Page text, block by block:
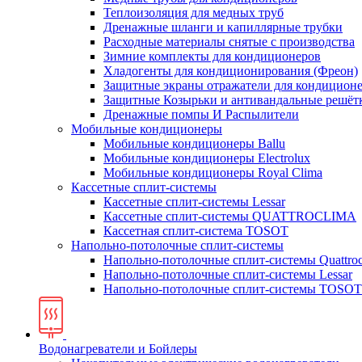
Теплоизоляция для медных труб
Дренажные шланги и капиллярные трубки
Расходные материалы снятые с производства
Зимние комплекты для кондиционеров
Хладогенты для кондиционирования (Фреон)
Защитные экраны отражатели для
Защитные Козырьки и антивандальные
Дренажные помпы И Распылители
Мобильные кондиционеры
Мобильные кондиционеры Ballu
Мобильные кондиционеры Electrolux
Мобильные кондиционеры Royal Clima
Кассетные сплит-системы
Кассетные сплит-системы Lessar
Кассетные сплит-системы QUATTROCLIMA
Кассетная сплит-система TOSOT
Напольно-потолочные сплит-системы
Напольно-потолочные сплит-системы
Напольно-потолочные сплит-системы Lessar
Напольно-потолочные сплит-системы TOSOT
Водонагреватели и Бойлеры